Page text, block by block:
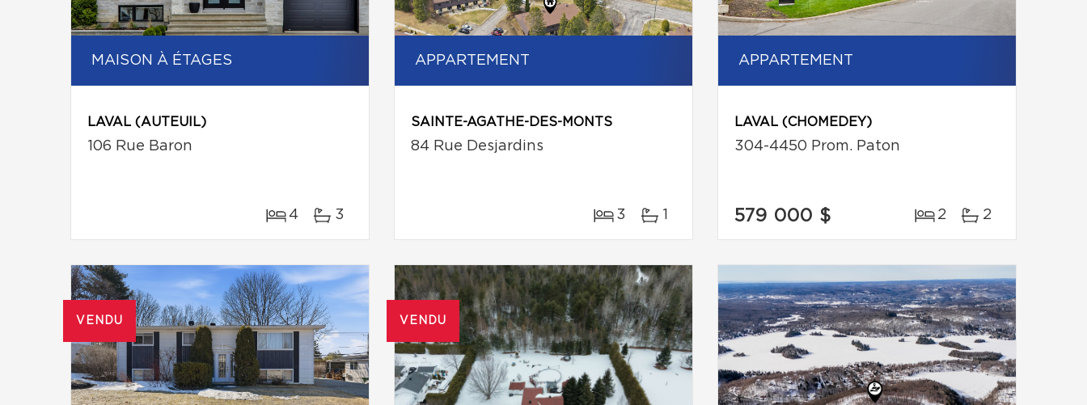
MAISON À ÉTAGES
LAVAL (AUTEUIL)
106 Rue Baron
4 3
APPARTEMENT
SAINTE-AGATHE-DES-MONTS
84 Rue Desjardins
3 1
APPARTEMENT
LAVAL (CHOMEDEY)
304-4450 Prom. Paton
579 000 $ 2 2
VENDU VENDU